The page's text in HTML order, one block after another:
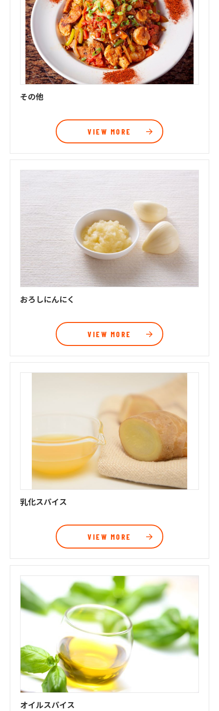
その他
VIEW MORE
おろしにんにく
VIEW MORE
乳化スパイス
VIEW MORE
オイルスパイス